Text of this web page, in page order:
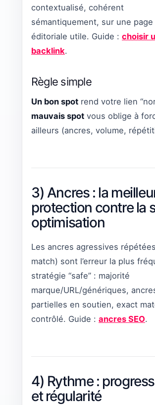
contextualisé, cohérent
sémantiquement, sur une page
éditoriale utile. Guide : choisir
backlink.
Règle simple
Un bon spot rend votre lien
mauvais spot vous oblige à
ailleurs (ancres, volume,
3) Ancres : la
protection contre la
optimisation
Les ancres agressives
match) sont l’erreur la plus
stratégie “safe” : majorité
marque/URL/génériques,
partielles en soutien, exact
contrôlé. Guide : ancres SEO.
4) Rythme :
et régularité